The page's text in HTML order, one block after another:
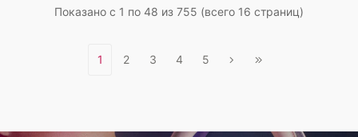
Показано с 1 по 48 из 755 (всего 16 страниц)
1 2 3 4 5